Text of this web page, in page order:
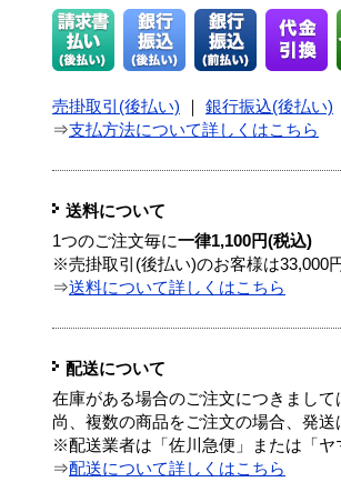
売掛取引(後払い) 銀行振込(後払い)
⇒支払方法について詳しくはこちら
送料について
1つのご注文毎に一律1,100円(税込)
※売掛取引(後払い)のお客様は33,000
⇒送料について詳しくはこちら
配送について
在庫がある場合のご注文につきまし
尚、複数の商品をご注文の場合、発
※配送業者は「佐川急便」または「
⇒配送について詳しくはこちら